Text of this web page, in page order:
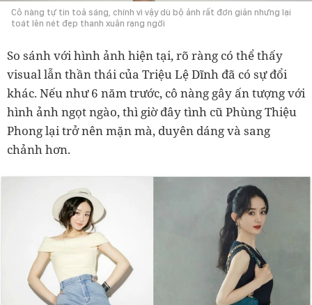
Cô nàng tự tin toả sáng, chính vì vậy dù bộ ảnh rất đơn giản nhưng lại
toát lên nét đẹp thanh xuân rạng ngời
So sánh với hình ảnh hiện tại, rõ ràng có thể thấy
visual lẫn thần thái của Triệu Lệ Dĩnh đã có sự đổi
khác. Nếu như 6 năm trước, cô nàng gây ấn tượng với
hình ảnh ngọt ngào, thì giờ đây tình cũ Phùng Thiệu
Phong lại trở nên mặn mà, duyên dáng và sang
chảnh hơn.